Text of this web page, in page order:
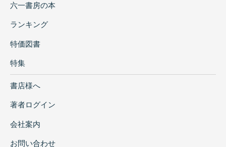
六一書房の本
ランキング
特価図書
特集
書店様へ
著者ログイン
会社案内
お問い合わせ